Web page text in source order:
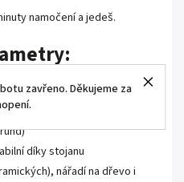
zavřeno. Děkujeme za
namočení a jedeš.
díky stojanu
nářadí na dřevo i